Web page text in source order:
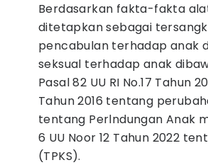
Berdasarkan fakta-fakta
ditetapkan sebagai
pencabulan terhadap anak
seksual terhadap anak
Pasal 82 UU RI No.17 Tahun
Tahun 2016 tentang
tentang Perlndungan Anak
6 UU Noor 12 Tahun 2022
(TPKS).